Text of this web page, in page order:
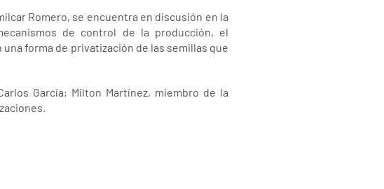
Romero, se encuentra en discusión en la
de control de la producción, el
forma de privatización de las semillas que
García; Milton Martínez, miembro de la